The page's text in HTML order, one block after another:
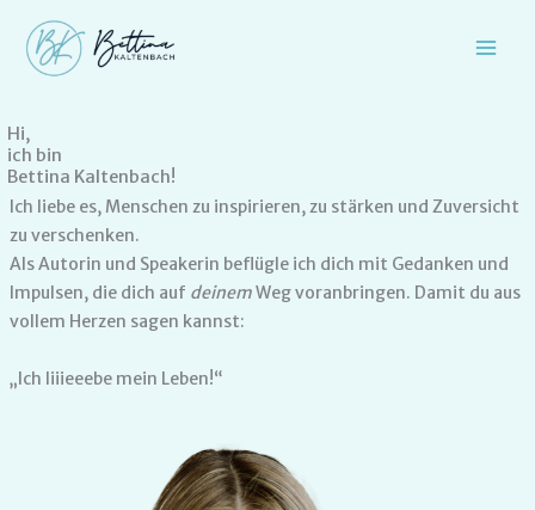
Inhalt
springen
Hi,
ich bin
Bettina Kaltenbach!
Ich liebe es, Menschen zu inspirieren, zu stärken und Zuversicht
zu verschenken.
Als Autorin und Speakerin beflügle ich dich mit Gedanken und
Impulsen, die dich auf deinemWeg voranbringen. Damit du aus
vollem Herzen sagen kannst:
„Ich liiieeebe mein Leben!“